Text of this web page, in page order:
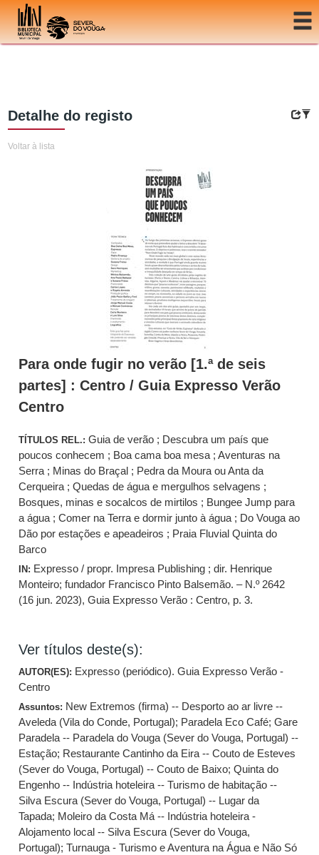
Ir para o conteúdo
Detalhe do registo
Voltar à lista
Para onde fugir no verão [1.ª de seis
partes] : Centro / Guia Expresso Verão
Centro
TÍTULOS REL.:Guia de verão ; Descubra um país que
poucos conhecem ; Boa cama boa mesa ; Aventuras na
Serra ; Minas do Braçal ; Pedra da Moura ou Anta da
Cerqueira ; Quedas de água e mergulhos selvagens ;
Bosques, minas e socalcos de mirtilos ; Bungee Jump para
a água ; Comer na Terra e dormir junto à água ; Do Vouga ao
Dão por estações e apeadeiros ; Praia Fluvial Quinta do
Barco
IN: Expresso / propr. Impresa Publishing ; dir. Henrique
Monteiro; fundador Francisco Pinto Balsemão. – N.º 2642
(16 jun. 2023), Guia Expresso Verão : Centro, p. 3.
Ver títulos deste(s):
AUTOR(ES): Expresso (periódico). Guia Expresso Verão -
Centro
Assuntos: New Extremos (firma) -- Desporto ao ar livre --
Aveleda (Vila do Conde, Portugal); Paradela Eco Café;Gare
Paradela -- Paradela do Vouga (Sever do Vouga, Portugal) --
Estação; Restaurante Cantinho da Eira -- Couto de Esteves
(Sever do Vouga, Portugal) -- Couto de Baixo;Quinta do
Engenho -- Indústria hoteleira -- Turismo de habitação --
Silva Escura (Sever do Vouga, Portugal) -- Lugar da
Tapada; Moleiro da Costa Má -- Indústria hoteleira -
Alojamento local -- Silva Escura (Sever do Vouga,
Portugal);Turnauga - Turismo e Aventura na Água e Não Só